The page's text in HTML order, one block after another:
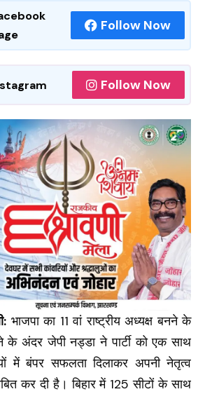
Follow Now
Follow Now
भाजपा का 11 वां राष्ट्रीय अध्यक्ष बनने के
के अंदर जेपी नड्डा ने पार्टी को एक साथ
में बंपर सफलता दिलाकर अपनी नेतृत्व
कर दी है। बिहार में 125 सीटों के साथ